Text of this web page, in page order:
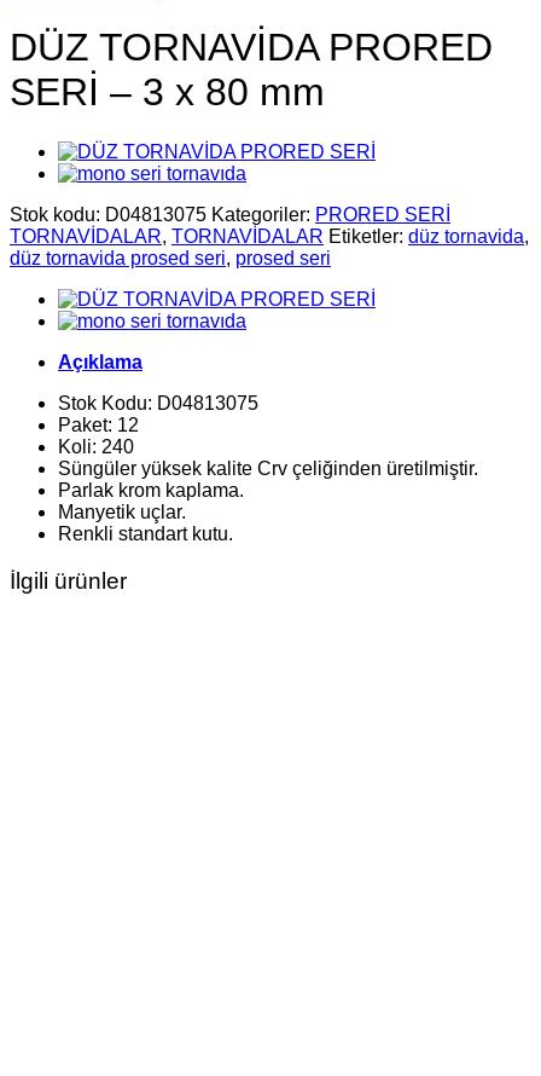
DÜZ TORNAVİDA PRORED
SERİ – 3 x 80 mm
Stok kodu: D04813075 Kategoriler: PRORED SERİ
TORNAVİDALAR, TORNAVİDALAR Etiketler: düz tornavida,
düz tornavida prosed seri, prosed seri
Açıklama
Stok Kodu: D04813075
Paket: 12
Koli: 240
Süngüler yüksek kalite Crv çeliğinden üretilmiştir.
Parlak krom kaplama.
Manyetik uçlar.
Renkli standart kutu.
İlgili ürünler